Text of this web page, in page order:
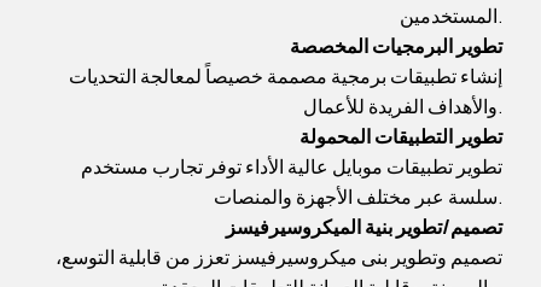
المستخدمين.
تطوير البرمجيات المخصصة
إنشاء تطبيقات برمجية مصممة خصيصاً لمعالجة التحديات
والأهداف الفريدة للأعمال.
تطوير التطبيقات المحمولة
تطوير تطبيقات موبايل عالية الأداء توفر تجارب مستخدم
سلسة عبر مختلف الأجهزة والمنصات.
تصميم/تطوير بنية الميكروسيرفيسز
تصميم وتطوير بنى ميكروسيرفيسز تعزز من قابلية التوسع،